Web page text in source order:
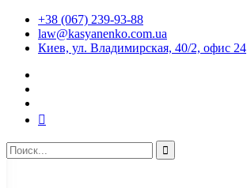
+38 (067) 239-93-88
law@kasyanenko.com.ua
Киев, ул. Владимирская, 40/2, офис 24